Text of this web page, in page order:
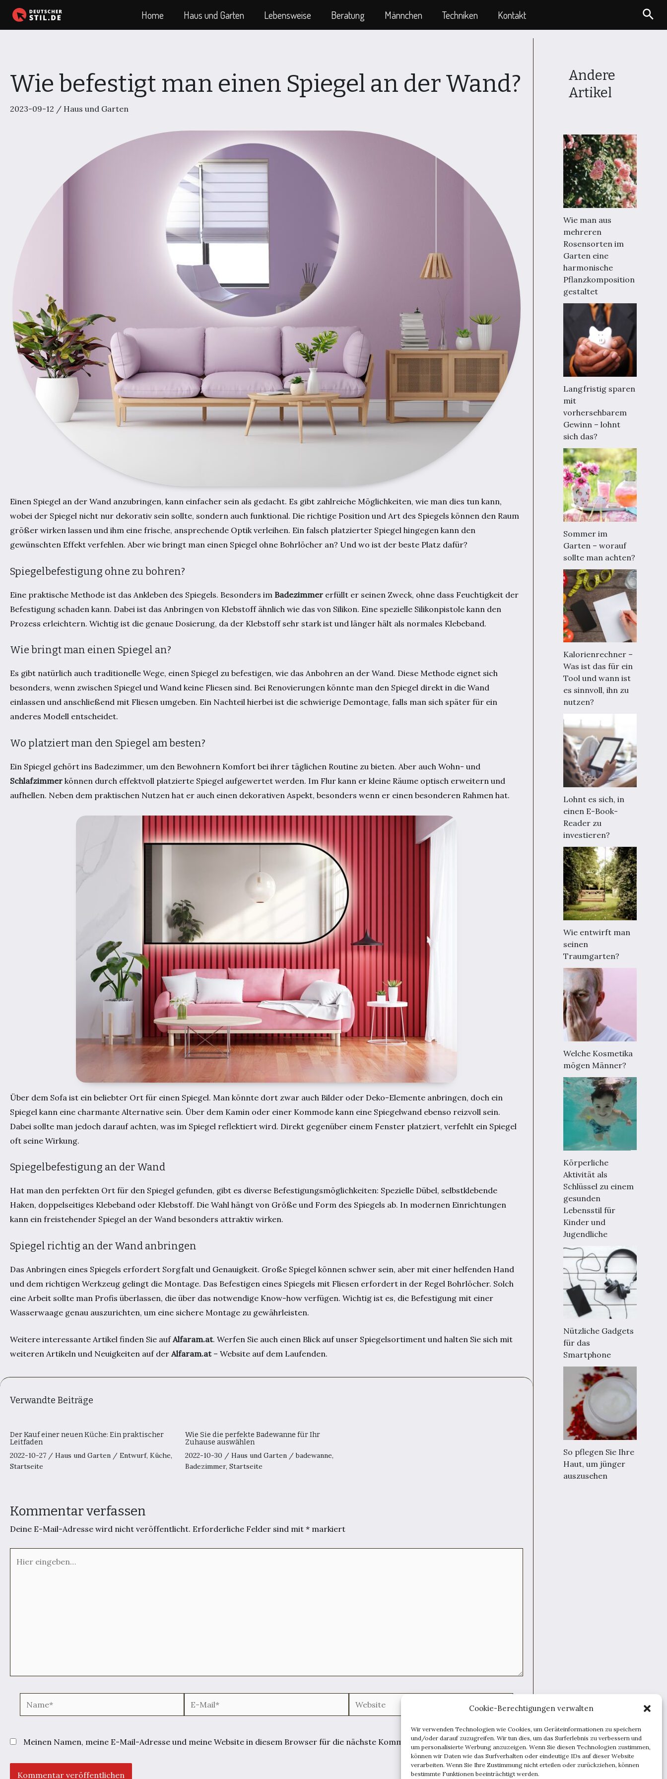
Cookie-Berechtigungen verwalten
Wir verwenden Technologien wie Cookies, um Geräteinformationen zu speichern
und/oder darauf zuzugreifen. Wir tun dies, um das Surferlebnis zu verbessern und
um personalisierte Werbung anzuzeigen. Wenn Sie diesen Technologien zustimmen,
können wir Daten wie das Surfverhalten oder eindeutige IDs auf dieser Website
verarbeiten. Wenn Sie Ihre Zustimmung nicht erteilen oder zurückziehen, können
bestimmte Funktionen beeinträchtigt werden.
Zum
Inhalt
Home Haus und Garten Lebensweise Beratung Männchen Techniken Kontakt
Wie befestigt man einen Spiegel an der Wand?
2023-09-12 / Haus und Garten
Einen Spiegel an der Wand anzubringen, kann einfacher sein als gedacht. Es gibt zahlreiche Möglichkeiten, wie man dies tun kann,
wobei der Spiegel nicht nur dekorativ sein sollte, sondern auch funktional. Die richtige Position und Art des Spiegels können den Raum
größer wirken lassen und ihm eine frische, ansprechende Optik verleihen. Ein falsch platzierter Spiegel hingegen kann den
gewünschten Effekt verfehlen. Aber wie bringt man einen Spiegel ohne Bohrlöcher an? Und wo ist der beste Platz dafür?
Spiegelbefestigung ohne zu bohren?
Eine praktische Methode ist das Ankleben des Spiegels. Besonders im Badezimmer erfüllt er seinen Zweck, ohne dass Feuchtigkeit der
Befestigung schaden kann. Dabei ist das Anbringen von Klebstoff ähnlich wie das von Silikon. Eine spezielle Silikonpistole kann den
Prozess erleichtern. Wichtig ist die genaue Dosierung, da der Klebstoff sehr stark ist und länger hält als normales Klebeband.
Wie bringt man einen Spiegel an?
Es gibt natürlich auch traditionelle Wege, einen Spiegel zu befestigen, wie das Anbohren an der Wand. Diese Methode eignet sich
besonders, wenn zwischen Spiegel und Wand keine Fliesen sind. Bei Renovierungen könnte man den Spiegel direkt in die Wand
einlassen und anschließend mit Fliesen umgeben. Ein Nachteil hierbei ist die schwierige Demontage, falls man sich später für ein
anderes Modell entscheidet.
Wo platziert man den Spiegel am besten?
Ein Spiegel gehört ins Badezimmer, um den Bewohnern Komfort bei ihrer täglichen Routine zu bieten. Aber auch Wohn- und
Schlafzimmer können durch effektvoll platzierte Spiegel aufgewertet werden. Im Flur kann er kleine Räume optisch erweitern und
aufhellen. Neben dem praktischen Nutzen hat er auch einen dekorativen Aspekt, besonders wenn er einen besonderen Rahmen hat.
Über dem Sofa ist ein beliebter Ort für einen Spiegel. Man könnte dort zwar auch Bilder oder Deko-Elemente anbringen, doch ein
Spiegel kann eine charmante Alternative sein. Über dem Kamin oder einer Kommode kann eine Spiegelwand ebenso reizvoll sein.
Dabei sollte man jedoch darauf achten, was im Spiegel reflektiert wird. Direkt gegenüber einem Fenster platziert, verfehlt ein Spiegel
oft seine Wirkung.
Spiegelbefestigung an der Wand
Hat man den perfekten Ort für den Spiegel gefunden, gibt es diverse Befestigungsmöglichkeiten: Spezielle Dübel, selbstklebende
Haken, doppelseitiges Klebeband oder Klebstoff. Die Wahl hängt von Größe und Form des Spiegels ab. In modernen Einrichtungen
kann ein freistehender Spiegel an der Wand besonders attraktiv wirken.
Spiegel richtig an der Wand anbringen
Das Anbringen eines Spiegels erfordert Sorgfalt und Genauigkeit. Große Spiegel können schwer sein, aber mit einer helfenden Hand
und dem richtigen Werkzeug gelingt die Montage. Das Befestigen eines Spiegels mit Fliesen erfordert in der Regel Bohrlöcher. Solch
eine Arbeit sollte man Profis überlassen, die über das notwendige Know-how verfügen. Wichtig ist es, die Befestigung mit einer
Wasserwaage genau auszurichten, um eine sichere Montage zu gewährleisten.
Weitere interessante Artikel finden Sie aufAlfaram.at. Werfen Sie auch einen Blick auf unser Spiegelsortiment und halten Sie sich mit
weiteren Artikeln und Neuigkeiten auf der Alfaram.at– Website auf dem Laufenden.
Verwandte Beiträge
Der Kauf einer neuen Küche: Ein praktischer
Leitfaden
2022-10-27 / Haus und Garten / Entwurf, Küche,
Startseite
Wie Sie die perfekte Badewanne für Ihr
Zuhause auswählen
2022-10-30 /Haus und Garten /badewanne,
Badezimmer,Startseite
Kommentar verfassen
Deine E-Mail-Adresse wird nicht veröffentlicht. Erforderliche Felder sind mit * markiert
eingeben…
Mail*
Website
Meinen Namen, meine E-Mail-Adresse und meine Website in diesem Browser für die nächste Kommentierung speichern.
Andere
Artikel
Wie man aus
mehreren
Rosensorten im
Garten eine
harmonische
Pflanzkomposition
gestaltet
Langfristig sparen
mit
vorhersehbarem
Gewinn – lohnt
sich das?
Sommer im
Garten – worauf
sollte man achten?
Kalorienrechner –
Was ist das für ein
Tool und wann ist
es sinnvoll, ihn zu
nutzen?
Lohnt es sich, in
einen E-Book-
Reader zu
investieren?
Wie entwirft man
seinen
Traumgarten?
Welche Kosmetika
mögen Männer?
Körperliche
Aktivität als
Schlüssel zu einem
gesunden
Lebensstil für
Kinder und
Jugendliche
Nützliche Gadgets
für das
Smartphone
So pflegen Sie Ihre
Haut, um jünger
auszusehen